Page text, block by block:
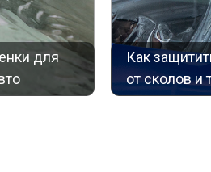
Как
от сколов и
для